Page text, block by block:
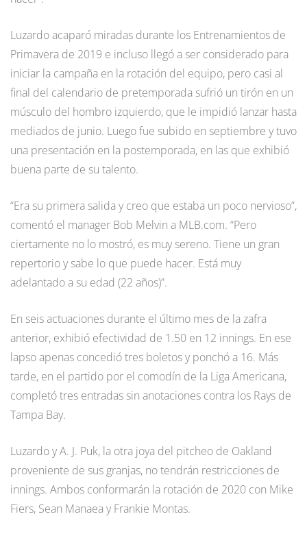
Luzardo acaparó miradas durante los Entrenamientos de
Primavera de 2019 e incluso llegó a ser considerado para
iniciar la campaña en la rotación del equipo, pero casi al
final del calendario de pretemporada sufrió un tirón en un
músculo del hombro izquierdo, que le impidió lanzar hasta
mediados de junio. Luego fue subido en septiembre y tuvo
una presentación en la postemporada, en las que exhibió
buena parte de su talento.
“Era su primera salida y creo que estaba un poco nervioso”,
comentó el manager Bob Melvin a MLB.com. “Pero
ciertamente no lo mostró, es muy sereno. Tiene un gran
repertorio y sabe lo que puede hacer. Está muy
adelantado a su edad (22 años)”.
En seis actuaciones durante el último mes de la zafra
anterior, exhibió efectividad de 1.50 en 12 innings. En ese
lapso apenas concedió tres boletos y ponchó a 16. Más
tarde, en el partido por el comodín de la Liga Americana,
completó tres entradas sin anotaciones contra los Rays de
Tampa Bay.
Luzardo y A. J. Puk, la otra joya del pitcheo de Oakland
proveniente de sus granjas, no tendrán restricciones de
innings. Ambos conformarán la rotación de 2020 con Mike
Fiers, Sean Manaea y Frankie Montas.